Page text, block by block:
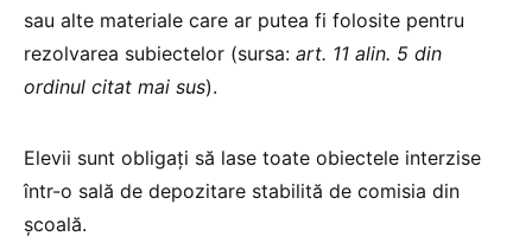
sau alte materiale care ar putea fi folosite pentru
rezolvarea subiectelor (sursa: art. 11 alin. 5 din
ordinul citat mai sus).
Elevii sunt obligați să lase toate obiectele interzise
într-o sală de depozitare stabilită de comisia din
școală.